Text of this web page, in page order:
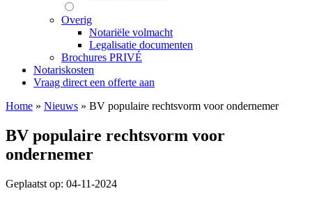
Overig
Notariële volmacht
Legalisatie documenten
Brochures PRIVÉ
Notariskosten
Vraag direct een offerte aan
Home » Nieuws » BV populaire rechtsvorm voor ondernemer
BV populaire rechtsvorm voor
ondernemer
Geplaatst op: 04-11-2024